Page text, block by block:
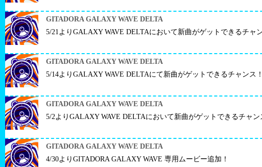
GITADORA GALAXY WAVE DELTA
5/21よりGALAXY WAVE DELTAにおいて新曲がゲットできるチャ
GITADORA GALAXY WAVE DELTA
5/14よりGALAXY WAVE DELTAにて新曲がゲットできるチャンス！
GITADORA GALAXY WAVE DELTA
5/2よりGALAXY WAVE DELTAにおいて新曲がゲットできるチャン
GITADORA GALAXY WAVE DELTA
4/30よりGITADORA GALAXY WAVE 専用ムービー追加！